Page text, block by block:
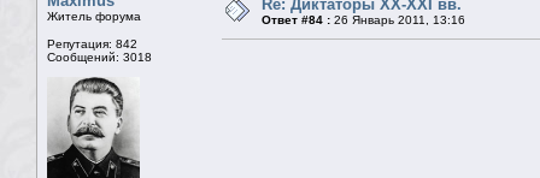
Житель форума
Репутация: 842
Сообщений: 3018
Re: Диктаторы XX-XXI вв.
Ответ #84 : 26 Январь 2011, 13:16